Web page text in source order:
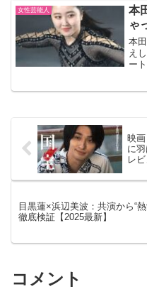
そ
多
女性芸能人
本
ゃ
本
え
ー
映画
に
レ
目黒蓮×浜辺美波：共演から“
徹底検証【2025最新】
コメント